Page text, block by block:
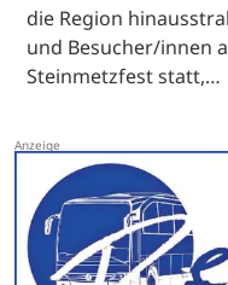
die Region
und Besucher/innen
Steinmetzfest statt,…